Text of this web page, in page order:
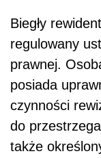
Biegły
regulowany
prawnej.
posiada
czynności
do
także